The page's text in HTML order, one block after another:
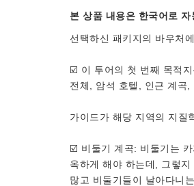
본 상품 내용은 한국어로
선택하신 패키지의 바우처
☑️ 이 투어의 ​​첫 번째 목적
전체, 암석 호텔, 인근 계곡,
가이드가 해당 지역의 지질
☑️ 비둘기 계곡: 비둘기는
옥하게 해야 하는데, 그렇
많고 비둘기들이 날아다니